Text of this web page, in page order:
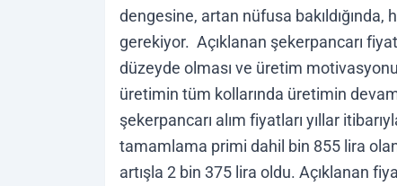
dengesine, artan nüfusa bakıldığında,
gerekiyor. Açıklanan şekerpancarı
düzeyde olması ve üretim
üretimin tüm kollarında üretimin devam
şekerpancarı alım fiyatları yıllar
tamamlama primi dahil bin 855 lira olan
artışla 2 bin 375 lira oldu. Açıklanan